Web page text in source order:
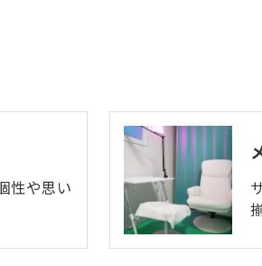
性や思い